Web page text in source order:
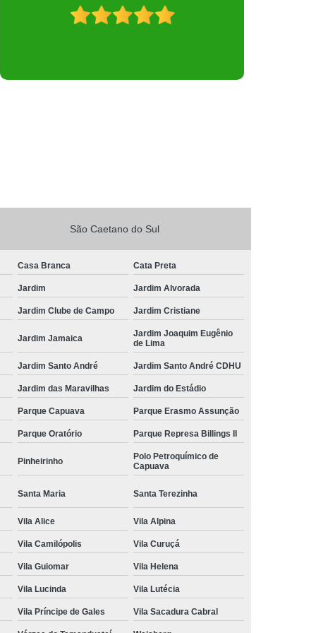
São Caetano do Sul
Casa Branca Cata Preta
Jardim Jardim Alvorada
Jardim Clube de Campo Jardim Cristiane
Jardim Jamaica
Jardim Joaquim Eugênio
de Lima
Jardim Santo André Jardim Santo André CDHU
Jardim das Maravilhas Jardim do Estádio
Parque Capuava Parque Erasmo Assunção
Parque Oratório Parque Represa Billings II
Pinheirinho
Polo Petroquímico de
Capuava
Santa Maria Santa Terezinha
Vila Alice Vila Alpina
Vila Camilópolis Vila Curuçá
Vila Guiomar Vila Helena
Vila Lucinda Vila Lutécia
Vila Príncipe de Gales Vila Sacadura Cabral